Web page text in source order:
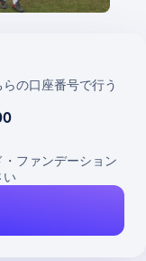
の口座番号で行う
ファンデーション
い